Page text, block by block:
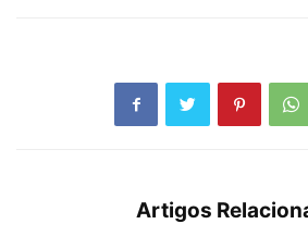
Artigos